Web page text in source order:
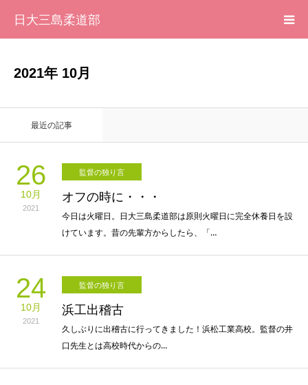
日大三島柔道部
2021年 10月
最近の記事
26
10月
2021
監督の独り言
オフの時に・・・
今日は火曜日。日大三島柔道部は原則火曜日に完全休養日を設
けています。昔の先輩方からしたら、「…
24
10月
2021
監督の独り言
浜工出稽古
久しぶりに出稽古に行ってきました！浜松工業高校。監督の井
口先生とは高校時代からの…
大会記録
写真集
応援メッセージ一覧